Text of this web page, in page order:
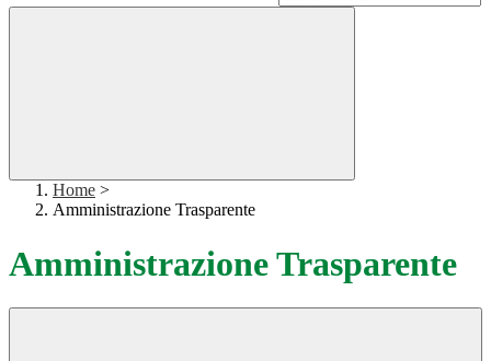
Home >
Amministrazione Trasparente
Amministrazione Trasparente